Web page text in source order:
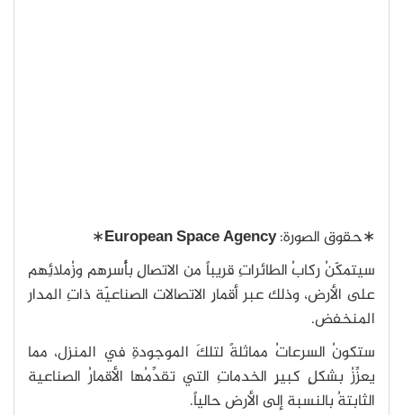
∗حقوق الصورة: EuropeanSpaceAgency
∗
سيتمكّنُ ركابُ الطائراتِ قريباً من الاتصالِ بأُسرِهم وزُملائِهم
على الأرض، وذلك عبر أقمارِ الاتصالات الصناعيّة ذاتِ المدار
المنخفض.
ستكونُ السرعاتُ مماثلةً لتلكَ الموجودةِ في المنزل، مما
يعزِّزُ بشكلٍ كبيرٍ الخدماتِ التي تقدِّمُها الأقمارُ الصناعية
الثابتةُ بالنسبة إلى الأرض حالياً.